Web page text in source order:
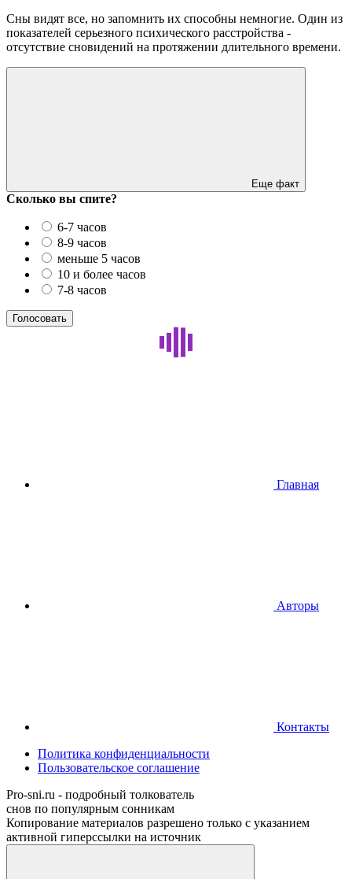
Сны видят все, но запомнить их способны немногие. Один из
показателей серьезного психического расстройства -
отсутствие сновидений на протяжении длительного времени.
Еще факт
Сколько вы спите?
6-7 часов
8-9 часов
меньше 5 часов
10 и более часов
7-8 часов
Главная
Авторы
Контакты
Политика конфиденциальности
Пользовательское соглашение
Pro-sni.ru - подробный толкователь
снов по популярным сонникам
Копирование материалов разрешено только с указанием
активной гиперссылки на источник